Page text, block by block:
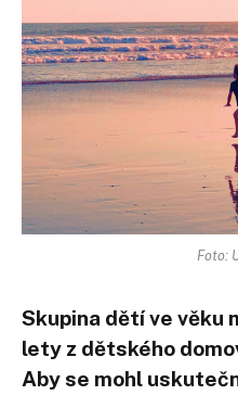
Foto:
Skupina dětí ve věku
lety z dětského
Aby se mohl